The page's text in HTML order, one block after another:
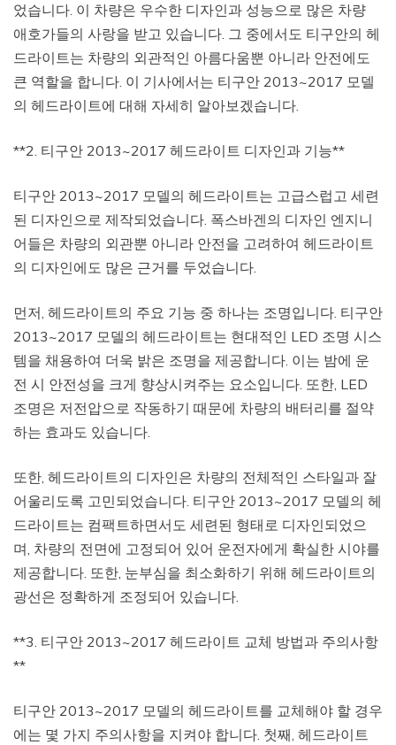
었습니다. 이 차량은 우수한 디자인과 성능으로 많은 차량
애호가들의 사랑을 받고 있습니다. 그 중에서도 티구안의 헤
드라이트는 차량의 외관적인 아름다움뿐 아니라 안전에도
큰 역할을 합니다. 이 기사에서는 티구안 2013~2017 모델
의 헤드라이트에 대해 자세히 알아보겠습니다.
**2. 티구안 2013~2017 헤드라이트 디자인과 기능**
티구안 2013~2017 모델의 헤드라이트는 고급스럽고 세련
된 디자인으로 제작되었습니다. 폭스바겐의 디자인 엔지니
어들은 차량의 외관뿐 아니라 안전을 고려하여 헤드라이트
의 디자인에도 많은 근거를 두었습니다.
먼저, 헤드라이트의 주요 기능 중 하나는 조명입니다. 티구안
2013~2017 모델의 헤드라이트는 현대적인 LED 조명 시스
템을 채용하여 더욱 밝은 조명을 제공합니다. 이는 밤에 운
전 시 안전성을 크게 향상시켜주는 요소입니다. 또한, LED
조명은 저전압으로 작동하기 때문에 차량의 배터리를 절약
하는 효과도 있습니다.
또한, 헤드라이트의 디자인은 차량의 전체적인 스타일과 잘
어울리도록 고민되었습니다. 티구안 2013~2017 모델의 헤
드라이트는 컴팩트하면서도 세련된 형태로 디자인되었으
며, 차량의 전면에 고정되어 있어 운전자에게 확실한 시야를
제공합니다. 또한, 눈부심을 최소화하기 위해 헤드라이트의
광선은 정확하게 조정되어 있습니다.
**3. 티구안 2013~2017 헤드라이트 교체 방법과 주의사항
**
티구안 2013~2017 모델의 헤드라이트를 교체해야 할 경우
에는 몇 가지 주의사항을 지켜야 합니다. 첫째, 헤드라이트